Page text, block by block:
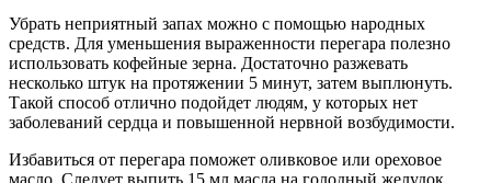
Убрать неприятный запах можно с помощью народных
средств. Для уменьшения выраженности перегара полезно
использовать кофейные зерна. Достаточно разжевать
несколько штук на протяжении 5 минут, затем выплюнуть.
Такой способ отлично подойдет людям, у которых нет
заболеваний сердца и повышенной нервной возбудимости.
Избавиться от перегара поможет оливковое или ореховое
масло. Следует выпить 15 мл масла на голодный желудок.